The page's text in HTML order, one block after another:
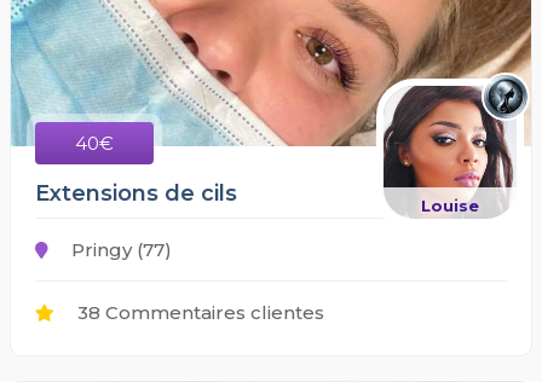
40€
Louise
Extensions de cils
Pringy (77)
38 Commentaires clientes